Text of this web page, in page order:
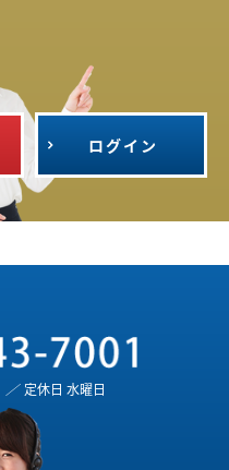
ログイン
／ 定休日 水曜日